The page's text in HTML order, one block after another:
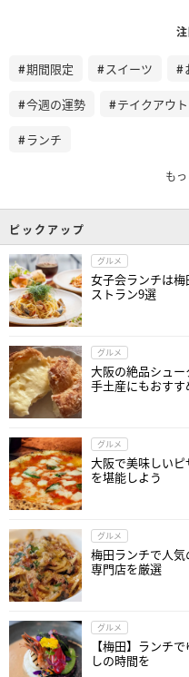
期間限定 スイーツ
今週の運勢 テイクアウト
ランチ
も
ピックアップ
グルメ
女子会ランチは
ストラン9選
グルメ
大阪の絶品シュ
手土産にもおすす
グルメ
大阪で美味しい
を堪能しよう
グルメ
梅田ランチで人
専門店を厳選
グルメ
【梅田】ランチ
しの時間を